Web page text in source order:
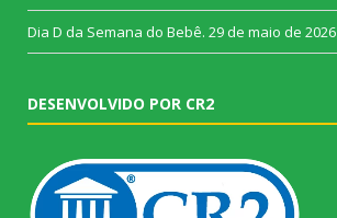
Dia D da Semana do Bebê. 29 de maio de 2026
DESENVOLVIDO POR CR2